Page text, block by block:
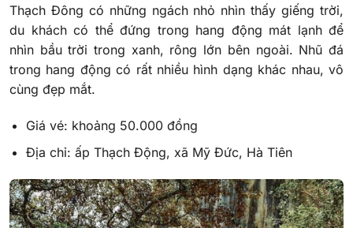
Thạch Đông có những ngách nhỏ nhìn thấy giếng trời,
du khách có thể đứng trong hang động mát lạnh để
nhìn bầu trời trong xanh, rông lớn bên ngoài. Nhũ đá
trong hang động có rất nhiều hình dạng khác nhau, vô
cùng đẹp mắt.
Giá vé: khoảng 50.000 đồng
Địa chỉ: ấp Thạch Động, xã Mỹ Đức, Hà Tiên